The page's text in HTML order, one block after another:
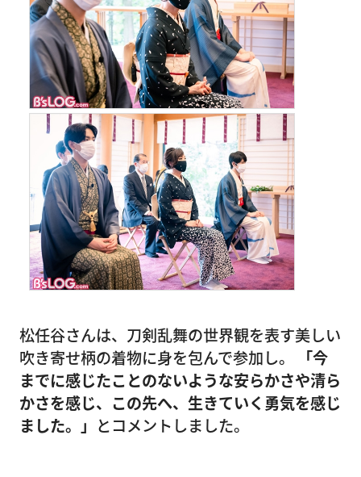
松任谷さんは、刀剣乱舞の世界観を表す美しい
吹き寄せ柄の着物に身を包んで参加し。
「今
までに感じたことのないような安らかさや清ら
かさを感じ、この先へ、生きていく勇気を感じ
ました。」 とコメントしました。